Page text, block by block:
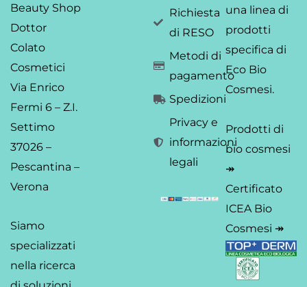
Beauty Shop
Dottor
Colato
Cosmetici
Via Enrico
Fermi 6 – Z.I.
Settimo
37026 –
Pescantina –
Verona
Siamo
specializzati
nella ricerca
Richiesta
di RESO
Metodi di
pagamento
Spedizioni
Privacy e
informazioni
legali
una linea di
prodotti
specifica di
Eco Bio
Cosmesi.
Prodotti di
bio cosmesi
↠
Certificato
ICEA Bio
Cosmesi ↠